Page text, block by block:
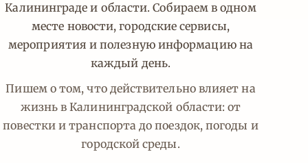
Калининграде и области. Собираем в одном
месте новости, городские сервисы,
мероприятия и полезную информацию на
каждый день.
Пишем о том, что действительно влияет на
жизнь в Калининградской области: от
повестки и транспорта до поездок, погоды и
городской среды.